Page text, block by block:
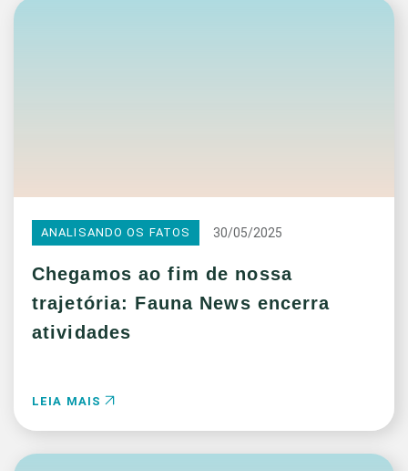
ANALISANDO OS FATOS 30/05/2025
Chegamos ao fim de nossa
trajetória: Fauna News encerra
atividades
LEIA MAIS